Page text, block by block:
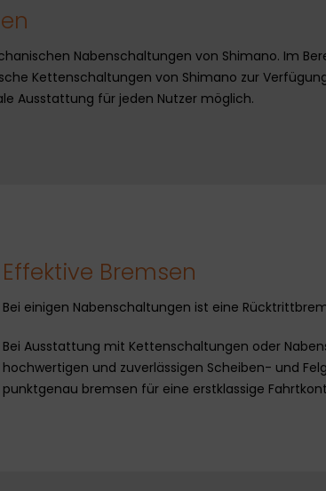
Nabenschaltungen von Shimano. Im
Kettenschaltungen von Shimano zur
Ausstattung für jeden Nutzer möglich.
Effektive Bremsen
Bei einigen Nabenschaltungen ist eine
Bei Ausstattung mit Kettenschaltungen oder
hochwertigen und zuverlässigen Scheiben- und
punktgenau bremsen für eine erstklassige